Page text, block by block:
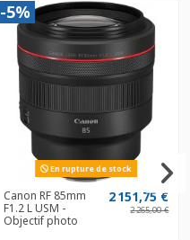
-5%
En rupture de stock
Canon RF 85mm
F1.2 L USM -
Objectif photo
2 151,75 €
2 265,00 €